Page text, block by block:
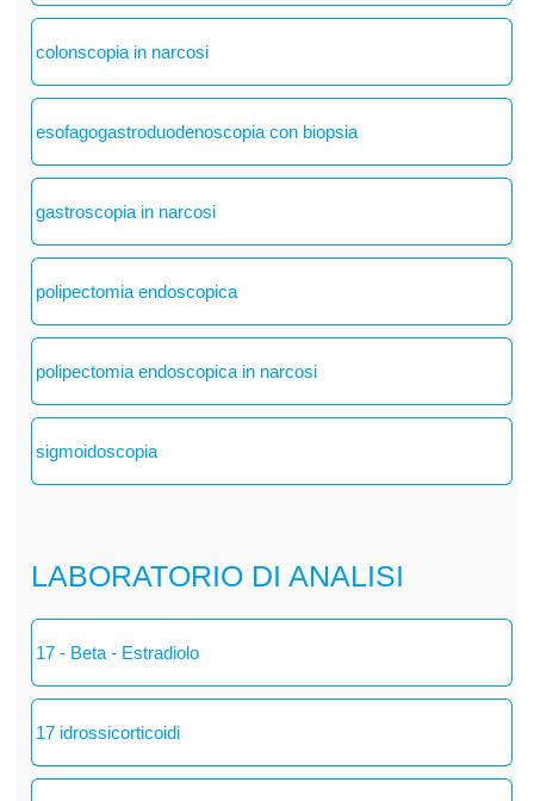
colonscopia in narcosi
esofagogastroduodenoscopia con biopsia
gastroscopia in narcosi
polipectomia endoscopica
polipectomia endoscopica in narcosi
sigmoidoscopia
LABORATORIO DI ANALISI
17 - Beta - Estradiolo
17 idrossicorticoidi